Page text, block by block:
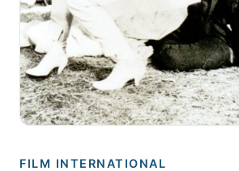
FILM INTERNATIONAL